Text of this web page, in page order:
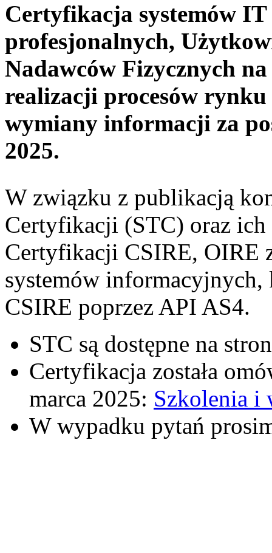
Certyfikacja systemów
profesjonalnych,
Nadawców Fizycznych
realizacji procesów
wymiany informacji za
2025.
W związku z publikacją
Certyfikacji (STC) oraz ich
Certyfikacji CSIRE, OIRE
systemów informacyjnych,
CSIRE poprzez API AS4.
STC są dostępne na
Certyfikacja została
marca 2025: Szkolenia i
W wypadku pytań